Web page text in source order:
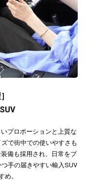
プロポーションと上質な
で街中での使いやすさも
備も採用され、日常をプ
手の届きやすい輸入SUV
め。